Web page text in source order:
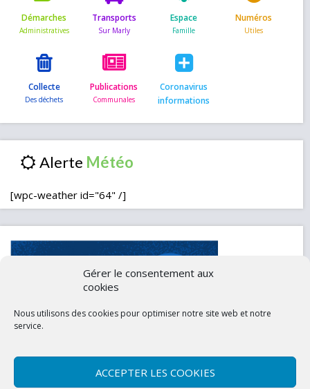
Gérer le consentement aux
cookies
Nous utilisons des cookies pour optimiser notre site web et notre
service.
ACCEPTER LES COOKIES
Démarches Transports Espace Numéros
Collecte Publications
Coronavirus
informations
Alerte
[wpc-weather id="64" /]